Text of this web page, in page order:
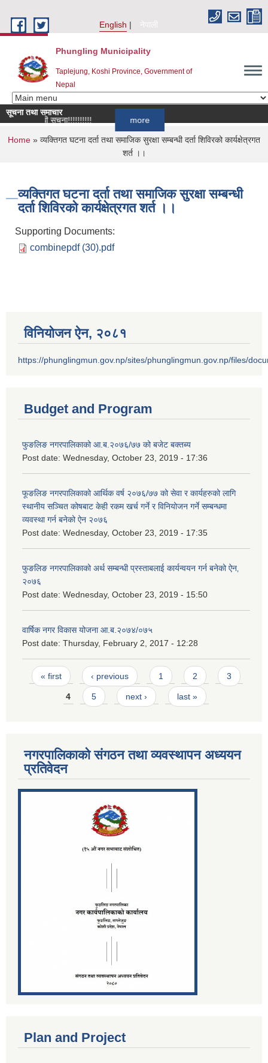
English
नेपाली
Phungling Municipality
Taplejung, Koshi Province, Government of
Nepal
सूचना तथा समाचार
सम्बन्धी सूचना!!!!!!!!!!
You are here
Home » व्यक्तिगत घटना दर्ता तथा समाजिक सुरक्षा सम्बन्धी दर्ता शिविरको कार्यक्षेत्रगत
शर्त ।।
व्यक्तिगत घटना दर्ता तथा समाजिक सुरक्षा सम्बन्धी
दर्ता शिविरको कार्यक्षेत्रगत शर्त ।।
Supporting Documents:
combinepdf (30).pdf
विनियोजन ऐन‚ २०८१
https://phunglingmun.gov.np/sites/phunglingmun.gov.np/files/
Budget and Program
फुङलिङ नगरपालिकाको आ.ब.२०७६/७७ को बजेट बक्तब्य
Post date: Wednesday, October 23, 2019 - 17:36
फूङलिङ नगरपालिकाको आर्थिक वर्ष २०७६/७७ को सेवा र कार्यहरुको लागि
स्थानीय सञ्चित कोषबाट केही रकम खर्च गर्ने र विनियोजन गर्ने सम्बन्धमा
व्यवस्था गर्न बनेको ऐन २०७६
Post date: Wednesday, October 23, 2019 - 17:35
फुङलिङ नगरपालिकाको अर्थ सम्बन्धी प्रस्ताबलाई कार्यन्वयन गर्न बनेको ऐन‚
२०७६
Post date: Wednesday, October 23, 2019 - 15:50
वार्षिक नगर विकास योजना आ.ब.२०७४/०७५
Post date: Thursday, February 2, 2017 - 12:28
Pages
« first ‹ previous 1 2 3
4 5 next › last »
नगरपालिकाको संगठन तथा व्यवस्थापन अध्ययन
प्रतिवेदन
Plan and Project